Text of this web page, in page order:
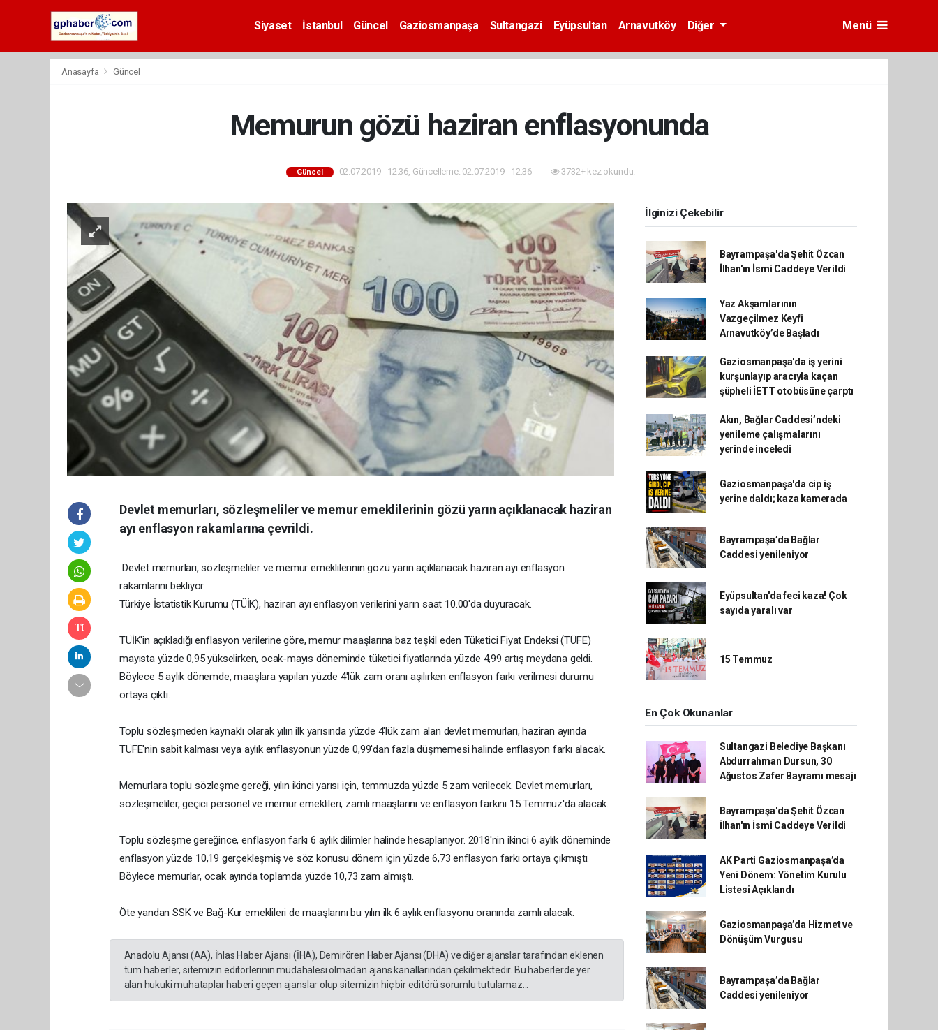
Siyaset İstanbul Güncel Gaziosmanpaşa Sultangazi Eyüpsultan Arnavutköy Diğer Menü
Anasayfa Güncel
Memurun gözü haziran enflasyonunda
Güncel 02.07.2019 - 12:36, Güncelleme: 02.07.2019 - 12:36 3732+ kez okundu.
Devlet memurları, sözleşmeliler ve memur emeklilerinin gözü yarın açıklanacak haziran
ayı enflasyon rakamlarına çevrildi.
Devlet memurları, sözleşmeliler ve memur emeklilerinin gözü yarın açıklanacak haziran ayı enflasyon
rakamlarını bekliyor.
Türkiye İstatistik Kurumu (TÜİK), haziran ayı enflasyon verilerini yarın saat 10.00'da duyuracak.
TÜİK'in açıkladığı enflasyon verilerine göre, memur maaşlarına baz teşkil eden Tüketici Fiyat Endeksi (TÜFE)
mayısta yüzde 0,95 yükselirken, ocak-mayıs döneminde tüketici fiyatlarında yüzde 4,99 artış meydana geldi.
Böylece 5 aylık dönemde, maaşlara yapılan yüzde 4'lük zam oranı aşılırken enflasyon farkı verilmesi durumu
ortaya çıktı.
Toplu sözleşmeden kaynaklı olarak yılın ilk yarısında yüzde 4'lük zam alan devlet memurları, haziran ayında
TÜFE'nin sabit kalması veya aylık enflasyonun yüzde 0,99'dan fazla düşmemesi halinde enflasyon farkı alacak.
Memurlara toplu sözleşme gereği, yılın ikinci yarısı için, temmuzda yüzde 5 zam verilecek. Devlet memurları,
sözleşmeliler, geçici personel ve memur emeklileri, zamlı maaşlarını ve enflasyon farkını 15 Temmuz'da alacak.
Toplu sözleşme gereğince, enflasyon farkı 6 aylık dilimler halinde hesaplanıyor. 2018'nin ikinci 6 aylık döneminde
enflasyon yüzde 10,19 gerçekleşmiş ve söz konusu dönem için yüzde 6,73 enflasyon farkı ortaya çıkmıştı.
Böylece memurlar, ocak ayında toplamda yüzde 10,73 zam almıştı.
Öte yandan SSK ve Bağ-Kur emeklileri de maaşlarını bu yılın ilk 6 aylık enflasyonu oranında zamlı alacak.
Anadolu Ajansı (AA), İhlas Haber Ajansı (İHA), Demirören Haber Ajansı (DHA) ve diğer ajanslar tarafından eklenen
tüm haberler, sitemizin editörlerinin müdahalesi olmadan ajans kanallarından çekilmektedir. Bu haberlerde yer
alan hukuki muhataplar haberi geçen ajanslar olup sitemizin hiç bir editörü sorumlu tutulamaz...
İlginizi Çekebilir
Bayrampaşa'da Şehit Özcan
İlhan'ın İsmi Caddeye Verildi
Yaz Akşamlarının
Vazgeçilmez Keyfi
Arnavutköy’de Başladı
Gaziosmanpaşa'da iş yerini
kurşunlayıp aracıyla kaçan
şüpheli İETT otobüsüne çarptı
Akın, Bağlar Caddesi’ndeki
yenileme çalışmalarını
yerinde inceledi
Gaziosmanpaşa'da cip iş
yerine daldı; kaza kamerada
Bayrampaşa’da Bağlar
Caddesi yenileniyor
Eyüpsultan'da feci kaza! Çok
sayıda yaralı var
15 Temmuz
En Çok Okunanlar
Sultangazi Belediye Başkanı
Abdurrahman Dursun, 30
Ağustos Zafer Bayramı mesajı
Bayrampaşa'da Şehit Özcan
İlhan'ın İsmi Caddeye Verildi
AK Parti Gaziosmanpaşa’da
Yeni Dönem: Yönetim Kurulu
Listesi Açıklandı
Gaziosmanpaşa’da Hizmet ve
Dönüşüm Vurgusu
Bayrampaşa’da Bağlar
Caddesi yenileniyor